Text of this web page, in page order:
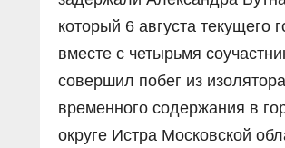
который 6 августа текущего
вместе с четырьмя
совершил побег из изолятора
временного содержания в
округе Истра Московской